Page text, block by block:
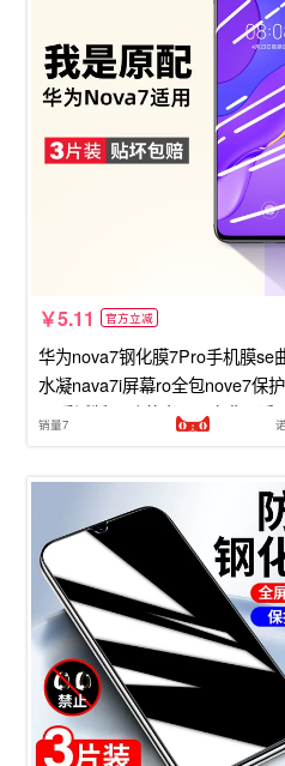
5.11 官方立减
华为nova7钢化膜7Pro手机膜se
水凝nava7i屏幕ro全包nove7保
5g乐活版n7防蓝光75g贴膜es适用
销量7